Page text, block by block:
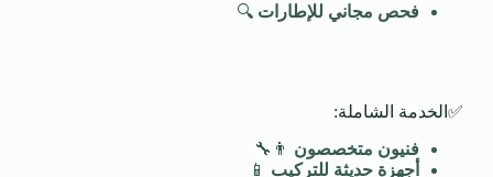
فحص مجاني للإطارات 🔍
✅الخدمة الشاملة:
فنيون متخصصون 👨‍🔧
أجهزة حديثة للتركيب 📱